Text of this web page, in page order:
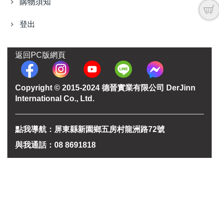
購物須知
登出
返回PC版網頁
Copyright © 2015-2024 德晉實業有限公司 DerJinn
International Co., Ltd.
點我導航：屏東縣新園鄉五房村龍洲路72號
與我通話：08 8691818